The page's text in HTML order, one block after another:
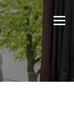
Valikko